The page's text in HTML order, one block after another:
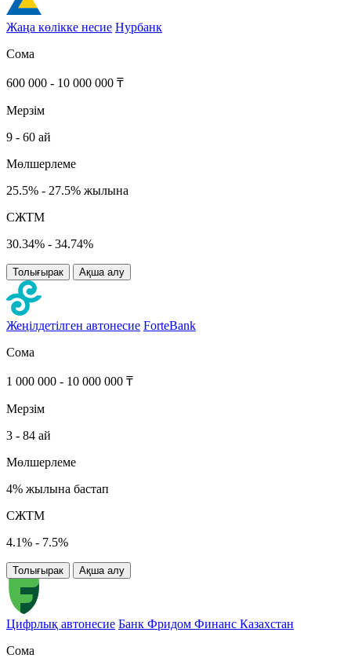
Жаңа көлікке несие Нурбанк
Сома
600 000 - 10 000 000 ₸
Мерзім
9 - 60 ай
Мөлшерлеме
25.5% - 27.5% жылына
СЖТМ
30.34% - 34.74%
Толығырак Ақша алу
Жеңілдетілген автонесие ForteBank
Сома
1 000 000 - 10 000 000 ₸
Мерзім
3 - 84 ай
Мөлшерлеме
4% жылына бастап
СЖТМ
4.1% - 7.5%
Толығырак Ақша алу
Цифрлық автонесие Банк Фридом Финанс Казахстан
Сома